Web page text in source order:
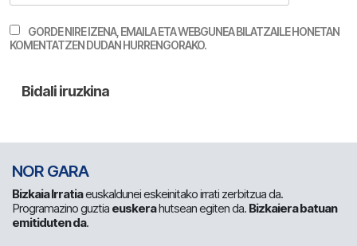
GORDE NIRE IZENA, EMAILA ETA WEBGUNEA BILATZAILE HONETAN
KOMENTATZEN DUDAN HURRENGORAKO.
NOR GARA
Bizkaia Irratiaeuskaldunei eskeinitako irrati zerbitzua da.
Programazino guztia euskerahutsean egiten da. Bizkaiera batuan
emitiduten da.